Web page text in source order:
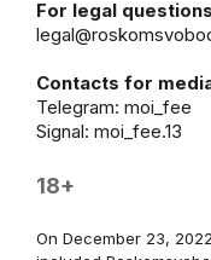
For legal questions
Contacts for
Telegram: moi_fee
Signal: moi_fee.13
18+
On December 23,